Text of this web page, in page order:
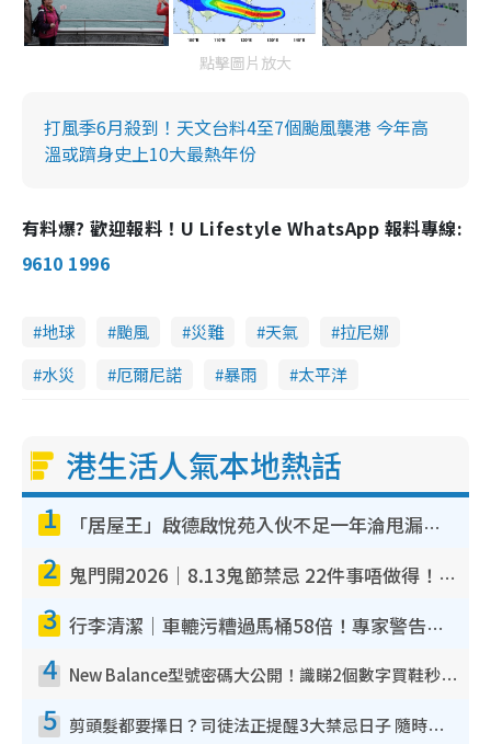
點擊圖片放大
打風季6月殺到！天文台料4至7個颱風襲港 今年高
溫或躋身史上10大最熱年份
有料爆? 歡迎報料！U Lifestyle WhatsApp 報料專線:
9610 1996
地球 颱風 災難 天氣
拉尼娜
水災
厄爾尼諾 暴雨 太平洋
港生活人氣本地熱話
1 「居屋王」啟德啟悅苑入伙不足一年淪甩漏之王！插頭噴火花致大停電 多戶業主全屋家電報銷
2 鬼門開2026｜8.13鬼節禁忌 22件事唔做得！燒肉、刺身要少食？半夜勿吹口哨/打呢個電話
3 行李清潔｜車轆污糟過馬桶58倍！專家警告忌用酒精抹 教1招免污手除菌
4 New Balance型號密碼大公開！識睇2個數字買鞋秒知功能免中伏 附5大熱門鞋款
5 剪頭髮都要擇日？司徒法正提醒3大禁忌日子 隨時剪走財運！呢日剪髮恐「剪壽命」？